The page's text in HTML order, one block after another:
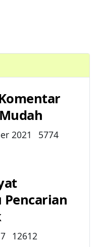
Mengganti Password
2021 5774
Pencarian
12612